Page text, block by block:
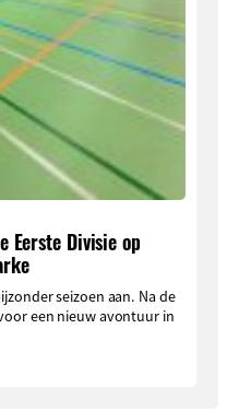
Eerste Divisie op
seizoen aan. Na de
een nieuw avontuur in